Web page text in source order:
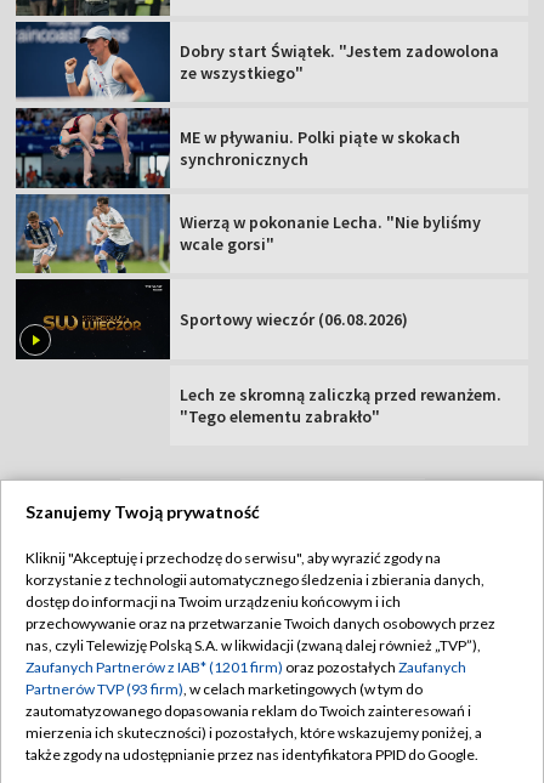
Dobry start Świątek. "Jestem zadowolona
ze wszystkiego"
ME w pływaniu. Polki piąte w skokach
synchronicznych
Wierzą w pokonanie Lecha. "Nie byliśmy
wcale gorsi"
Sportowy wieczór (06.08.2026)
Lech ze skromną zaliczką przed rewanżem.
"Tego elementu zabrakło"
Abonament TVP
Sklep TVP
Biuro Reklamy
Oferta Handlowa
Telegazeta ogłoszenia
Regulamin TVP
Polityka prywatności
Moje zgody
Biuro reklamy
Kontakt
Szanujemy Twoją prywatność
Kliknij "Akceptuję i przechodzę do serwisu", aby wyrazić zgody na
korzystanie z technologii automatycznego śledzenia i zbierania danych,
dostęp do informacji na Twoim urządzeniu końcowym i ich
przechowywanie oraz na przetwarzanie Twoich danych osobowych przez
nas, czyli Telewizję Polską S.A. w likwidacji (zwaną dalej również „TVP”),
Zaufanych Partnerów z IAB* (1201 firm) oraz pozostałych Zaufanych
Partnerów TVP (93 firm), w celach marketingowych (w tym do
zautomatyzowanego dopasowania reklam do Twoich zainteresowań i
mierzenia ich skuteczności) i pozostałych, które wskazujemy poniżej, a
także zgody na udostępnianie przez nas identyfikatora PPID do Google.